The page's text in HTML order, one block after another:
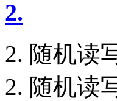
2.
2. 随机读
2. 随机读